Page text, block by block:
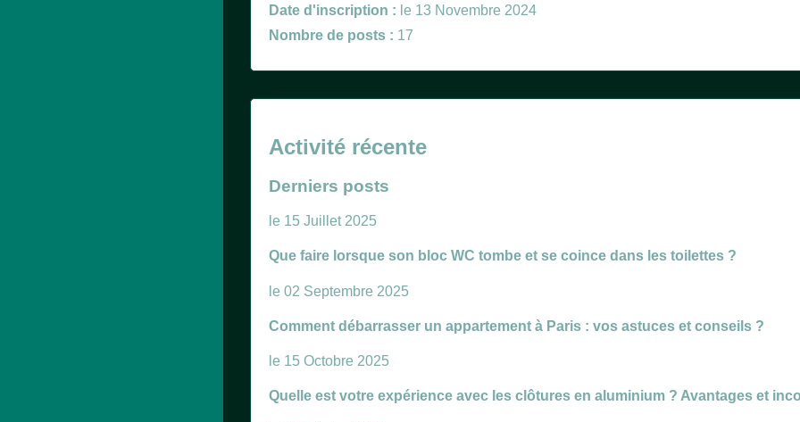
Date d'inscription : le 13 Novembre 2024
Nombre de posts : 17
Activité récente
Derniers posts
le 15 Juillet 2025
Que faire lorsque son bloc WC tombe et se coince dans les toilettes ?
le 02 Septembre 2025
Comment débarrasser un appartement à Paris : vos astuces et conseils ?
le 15 Octobre 2025
Quelle est votre expérience avec les clôtures en aluminium ? Avantages et